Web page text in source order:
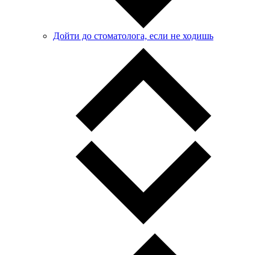
Дойти до стоматолога, если не ходишь